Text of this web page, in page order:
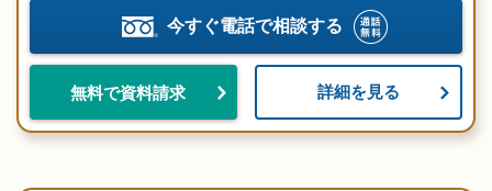
今すぐ電話で相談する
無料で資料請求 詳細を見る